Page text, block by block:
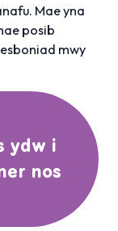
Mae yna
posib
mwy
ydw i
nos